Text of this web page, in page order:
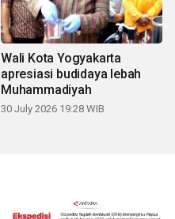
Wali Kota Yogyakarta
apresiasi budidaya lebah
Muhammadiyah
30 July 2026 19:28 WIB